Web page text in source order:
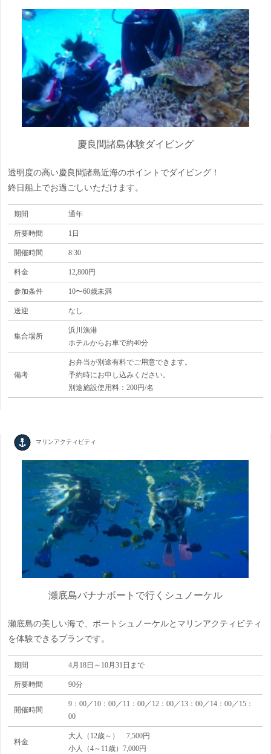
慶良間諸島体験ダイビング
透明度の高い慶良間諸島近海のポイントでダイビング！
終日船上でお過ごしいただけます。
期間 通年
所要時間 1日
開催時間 8:30
料金 12,800円
参加条件 10〜60歳未満
送迎 なし
集合場所
浜川漁港
ホテルからお車で約40分
備考
お弁当が別途有料でご用意できます。
予約時にお申し込みください。
別途施設使用料：200円/名
マリンアクティビティ
瀬底島バナナボートで行くシュノーケル
瀬底島の美しい海で、ボートシュノーケルとマリンアクティビティ
を体験できるプランです。
期間 4月18日～10月31日まで
所要時間 90分
開催時間
9：00／10：00／11：00／12：00／13：00／14：00／15：
00
料金
大人（12歳～） 7,500円
小人（4～11歳）7,000円